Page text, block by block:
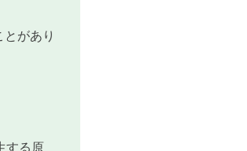
があり
する原